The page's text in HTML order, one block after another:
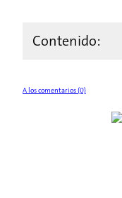
Contenido:
A los comentarios (0)